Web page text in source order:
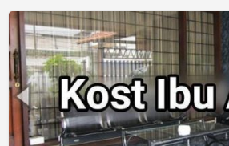
Kos
Strategis
dan
Terjangkau
(Kos